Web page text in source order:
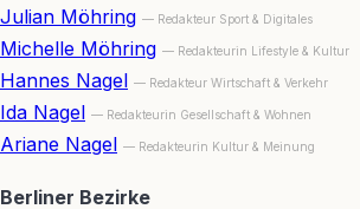
Julian Möhring — Redakteur Sport & Digitales
Michelle Möhring — Redakteurin Lifestyle & Kultur
Hannes Nagel — Redakteur Wirtschaft & Verkehr
Ida Nagel — Redakteurin Gesellschaft & Wohnen
Ariane Nagel — Redakteurin Kultur & Meinung
Berliner Bezirke